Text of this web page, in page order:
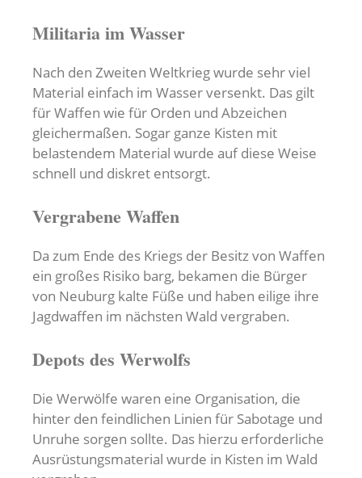
Militaria im Wasser
Nach den Zweiten Weltkrieg wurde sehr viel
Material einfach im Wasser versenkt. Das gilt
für Waffen wie für Orden und Abzeichen
gleichermaßen. Sogar ganze Kisten mit
belastendem Material wurde auf diese Weise
schnell und diskret entsorgt.
Vergrabene Waffen
Da zum Ende des Kriegs der Besitz von Waffen
ein großes Risiko barg, bekamen die Bürger
von Neuburg kalte Füße und haben eilige ihre
Jagdwaffen im nächsten Wald vergraben.
Depots des Werwolfs
Die Werwölfe waren eine Organisation, die
hinter den feindlichen Linien für Sabotage und
Unruhe sorgen sollte. Das hierzu erforderliche
Ausrüstungsmaterial wurde in Kisten im Wald